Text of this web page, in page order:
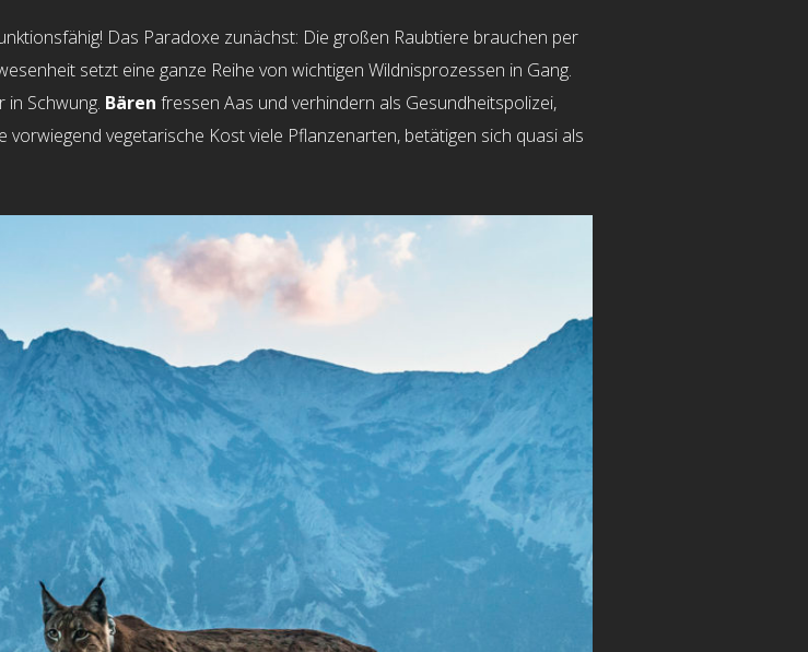
Das Paradoxe zunächst: Die großen Raubtiere brauchen per
setzt eine ganze Reihe von wichtigen Wildnisprozessen in Gang.
in Schwung. Bären fressen Aas und verhindern als Gesundheitspolizei,
vegetarische Kost viele Pflanzenarten, betätigen sich quasi als